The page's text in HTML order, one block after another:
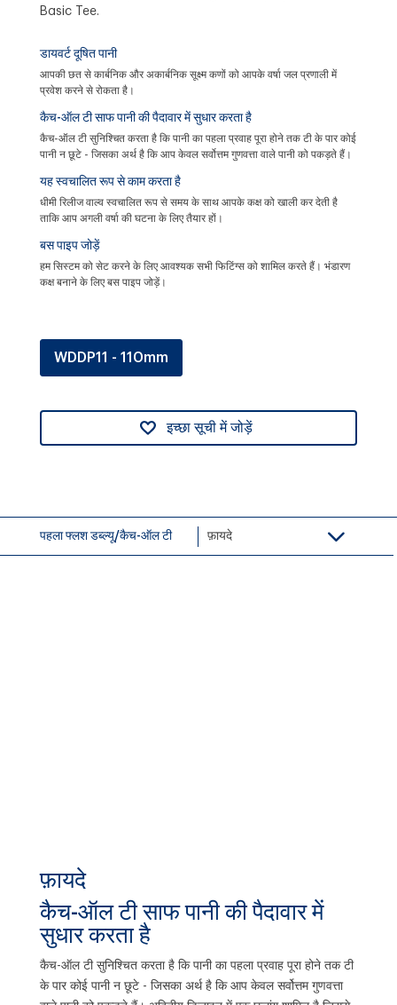
Basic Tee.
डायवर्ट दूषित पानी
आपकी छत से कार्बनिक और अकार्बनिक सूक्ष्म कणों को आपके वर्षा जल प्रणाली में
प्रवेश करने से रोकता है।
कैच-ऑल टी साफ पानी की पैदावार में सुधार करता है
कैच-ऑल टी सुनिश्चित करता है कि पानी का पहला प्रवाह पूरा होने तक टी के पार कोई
पानी न छूटे - जिसका अर्थ है कि आप केवल सर्वोत्तम गुणवत्ता वाले पानी को पकड़ते हैं।
यह स्वचालित रूप से काम करता है
धीमी रिलीज वाल्व स्वचालित रूप से समय के साथ आपके कक्ष को खाली कर देती है
ताकि आप अगली वर्षा की घटना के लिए तैयार हों।
बस पाइप जोड़ें
हम सिस्टम को सेट करने के लिए आवश्यक सभी फिटिंग्स को शामिल करते हैं। भंडारण
कक्ष बनाने के लिए बस पाइप जोड़ें।
WDDP11 - 110mm
इच्छा सूची में जोड़ें
पहला फ्लश डब्ल्यू/कैच-ऑल टी फ़ायदे
फ़ायदे
कैच-ऑल टी साफ पानी की पैदावार में
सुधार करता है
कैच-ऑल टी सुनिश्चित करता है कि पानी का पहला प्रवाह पूरा होने तक टी
के पार कोई पानी न छूटे - जिसका अर्थ है कि आप केवल सर्वोत्तम गुणवत्ता